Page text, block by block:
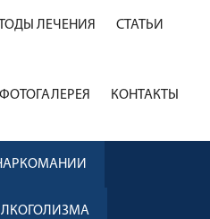
ЛЕЧЕНИЯ CТАТЬИ
ФОТОГАЛЕРЕЯ КОНТАКТЫ